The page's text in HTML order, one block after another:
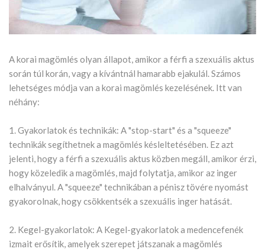
A korai magömlés olyan állapot, amikor a férfi a szexuális aktus
során túl korán, vagy a kívántnál hamarabb ejakulál. Számos
lehetséges módja van a korai magömlés kezelésének. Itt van
néhány:
1. Gyakorlatok és technikák: A "stop-start" és a "squeeze"
technikák segíthetnek a magömlés késleltetésében. Ez azt
jelenti, hogy a férfi a szexuális aktus közben megáll, amikor érzi,
hogy közeledik a magömlés, majd folytatja, amikor az inger
elhalványul. A "squeeze" technikában a pénisz tövére nyomást
gyakorolnak, hogy csökkentsék a szexuális inger hatását.
2. Kegel-gyakorlatok: A Kegel-gyakorlatok a medencefenék
izmait erősítik, amelyek szerepet játszanak a magömlés